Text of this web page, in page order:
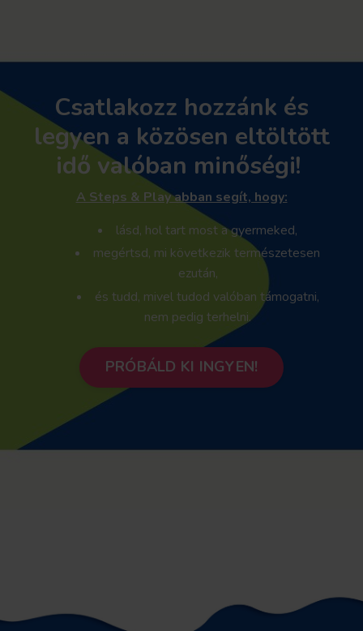
Csatlakozz hozzánk és
legyen a közösen eltöltött
idő valóban minőségi!
A Steps & Play abban segít, hogy:
lásd, hol tart most a gyermeked,
megértsd, mi következik természetesen
ezután,
és tudd, mivel tudod valóban támogatni,
nem pedig terhelni.
PRÓBÁLD KI INGYEN!